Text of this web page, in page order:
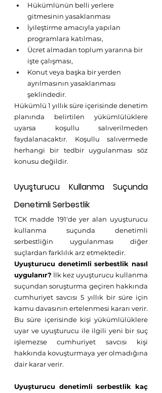
Hükümlünün belli yerlere
gitmesinin yasaklanması
İyileştirme amacıyla yapılan
programlara katılması,
Ücret almadan toplum yararına bir
işte çalışması,
Konut veya başka bir yerden
ayrılmasının yasaklanması
şeklindedir.
Hükümlü 1 yıllık süre içerisinde denetim
planında belirtilen yükümlülüklere
uyarsa koşullu salıverilmeden
faydalanacaktır. Koşullu salıvermede
herhangi bir tedbir uygulanması söz
konusu değildir.
Uyuşturucu Kullanma Suçunda
Denetimli Serbestlik
TCK madde 191'de yer alan uyuşturucu
kullanma suçunda denetimli
serbestliğin uygulanması diğer
suçlardan farklılık arz etmektedir.
Uyuşturucu denetimli serbestlik nasıl
uygulanır? İlk kez uyuşturucu kullanma
suçundan soruşturma geçiren hakkında
cumhuriyet savcısı 5 yıllık bir süre için
kamu davasının ertelenmesi kararı verir.
Bu süre içerisinde kişi yükümlülüklere
uyar ve uyuşturucu ile ilgili yeni bir suç
işlemezse cumhuriyet savcısı kişi
hakkında kovuşturmaya yer olmadığına
dair karar verir.
Uyuşturucu denetimli serbestlik kaç